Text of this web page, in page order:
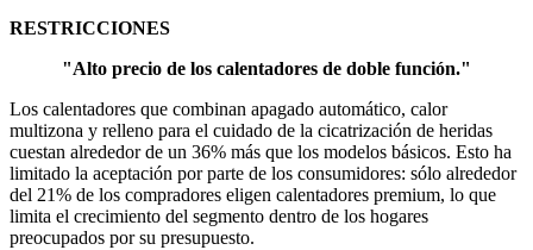
RESTRICCIONES
"Alto precio de los calentadores de doble función."
Los calentadores que combinan apagado automático, calor
multizona y relleno para el cuidado de la cicatrización de heridas
cuestan alrededor de un 36% más que los modelos básicos. Esto ha
limitado la aceptación por parte de los consumidores: sólo alrededor
del 21% de los compradores eligen calentadores premium, lo que
limita el crecimiento del segmento dentro de los hogares
preocupados por su presupuesto.